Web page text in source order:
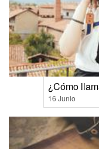
¿Cómo
16 Junio